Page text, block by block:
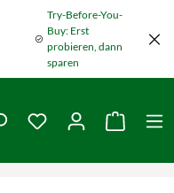
Try-Before-You-
Buy: Erst
probieren, dann
sparen
Du hast 0